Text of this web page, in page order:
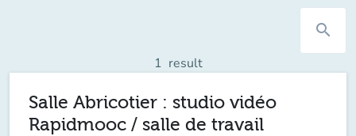
search
1 result
Salle Abricotier : studio vidéo
Rapidmooc / salle de travail